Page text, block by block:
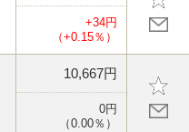
+34円
（+0.15％）
10,667円
0円
（0.00％）